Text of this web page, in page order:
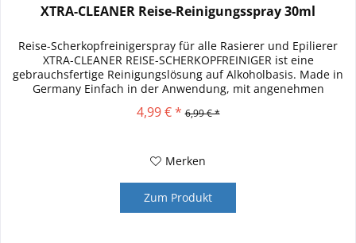
XTRA-CLEANER Reise-Reinigungsspray 30ml
Reise-Scherkopfreinigerspray für alle Rasierer und Epilierer
XTRA-CLEANER REISE-SCHERKOPFREINIGER ist eine
gebrauchsfertige Reinigungslösung auf Alkoholbasis. Made in
Germany Einfach in der Anwendung, mit angenehmen
4,99 € * 6,99 € *
Merken
Zum Produkt